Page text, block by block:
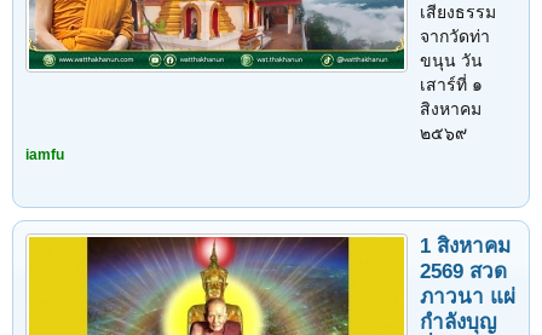
เสียงธรรม
จากวัดท่า
ขนุน วัน
เสาร์ที่ ๑
สิงหาคม
๒๕๖๙
iamfu
1 สิงหาคม
2569 สวด
ภาวนา แผ่
กำลังบุญ